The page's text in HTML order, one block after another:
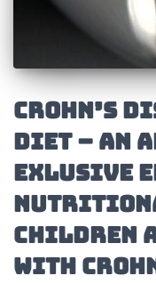
Crohn’s
Diet – an
exlusive
children
with